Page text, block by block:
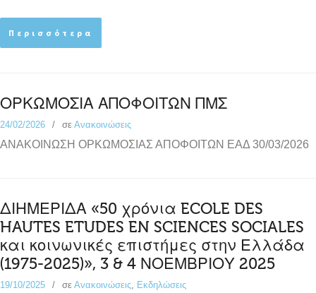
Περισσότερα
ΟΡΚΩΜΟΣΙΑ ΑΠΟΦΟΙΤΩΝ ΠΜΣ
24/02/2026 σε Ανακοινώσεις
ΑΝΑΚΟΙΝΩΣΗ ΟΡΚΩΜΟΣΙΑΣ ΑΠΟΦΟΙΤΩΝ ΕΑΔ 30/03/2026
ΔΙΗΜΕΡΙΔΑ «50 χρόνια ECOLE DES
HAUTES ETUDES EN SCIENCES SOCIALES
και κοινωνικές επιστήμες στην Ελλάδα
(1975-2025)», 3 & 4 ΝΟΕΜΒΡΙΟΥ 2025
19/10/2025 σε Ανακοινώσεις Εκδηλώσεις